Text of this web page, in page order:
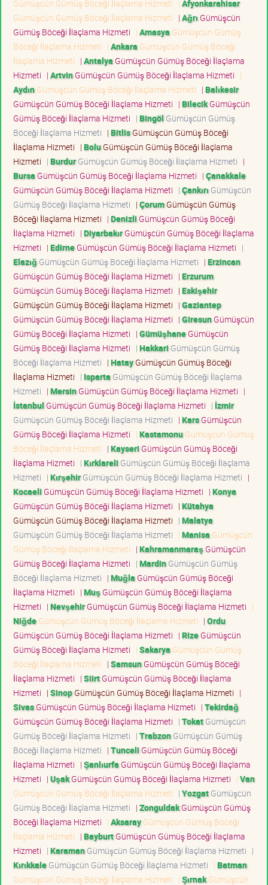
Gümüşcün Gümüş Böceği İlaçlama Hizmeti | Afyonkarahisar
Gümüşcün Gümüş Böceği İlaçlama Hizmeti | Ağrı Gümüşcün
Gümüş Böceği İlaçlama Hizmeti | Amasya Gümüşcün Gümüş
Böceği İlaçlama Hizmeti | Ankara Gümüşcün Gümüş Böceği
İlaçlama Hizmeti | Antalya Gümüşcün Gümüş Böceği İlaçlama
Hizmeti | ArtvinGümüşcün Gümüş Böceği İlaçlama Hizmeti |
AydınGümüşcün Gümüş Böceği İlaçlama Hizmeti | Balıkesir
Gümüşcün Gümüş Böceği İlaçlama Hizmeti | BilecikGümüşcün
Gümüş Böceği İlaçlama Hizmeti | Bingöl Gümüşcün Gümüş
Böceği İlaçlama Hizmeti | BitlisGümüşcün Gümüş Böceği
İlaçlama Hizmeti | BoluGümüşcün Gümüş Böceği İlaçlama
Hizmeti | BurdurGümüşcün Gümüş Böceği İlaçlama Hizmeti |
Bursa Gümüşcün Gümüş Böceği İlaçlama Hizmeti | Çanakkale
Gümüşcün Gümüş Böceği İlaçlama Hizmeti | Çankırı Gümüşcün
Gümüş Böceği İlaçlama Hizmeti | ÇorumGümüşcün Gümüş
Böceği İlaçlama Hizmeti | Denizli Gümüşcün Gümüş Böceği
İlaçlama Hizmeti | DiyarbakırGümüşcün Gümüş Böceği İlaçlama
Hizmeti | EdirneGümüşcün Gümüş Böceği İlaçlama Hizmeti |
Elazığ Gümüşcün Gümüş Böceği İlaçlama Hizmeti | Erzincan
Gümüşcün Gümüş Böceği İlaçlama Hizmeti | Erzurum
Gümüşcün Gümüş Böceği İlaçlama Hizmeti | Eskişehir
Gümüşcün Gümüş Böceği İlaçlama Hizmeti | Gaziantep
Gümüşcün Gümüş Böceği İlaçlama Hizmeti | GiresunGümüşcün
Gümüş Böceği İlaçlama Hizmeti | GümüşhaneGümüşcün
Gümüş Böceği İlaçlama Hizmeti | Hakkari Gümüşcün Gümüş
Böceği İlaçlama Hizmeti | HatayGümüşcün Gümüş Böceği
İlaçlama Hizmeti | Isparta Gümüşcün Gümüş Böceği İlaçlama
Hizmeti | MersinGümüşcün Gümüş Böceği İlaçlama Hizmeti |
İstanbul Gümüşcün Gümüş Böceği İlaçlama Hizmeti | İzmir
Gümüşcün Gümüş Böceği İlaçlama Hizmeti | KarsGümüşcün
Gümüş Böceği İlaçlama Hizmeti | KastamonuGümüşcün Gümüş
Böceği İlaçlama Hizmeti | Kayseri Gümüşcün Gümüş Böceği
İlaçlama Hizmeti | Kırklareli Gümüşcün Gümüş Böceği İlaçlama
Hizmeti | KırşehirGümüşcün Gümüş Böceği İlaçlama Hizmeti |
Kocaeli Gümüşcün Gümüş Böceği İlaçlama Hizmeti | Konya
Gümüşcün Gümüş Böceği İlaçlama Hizmeti | Kütahya
Gümüşcün Gümüş Böceği İlaçlama Hizmeti | Malatya
Gümüşcün Gümüş Böceği İlaçlama Hizmeti | Manisa Gümüşcün
Gümüş Böceği İlaçlama Hizmeti | Kahramanmaraş Gümüşcün
Gümüş Böceği İlaçlama Hizmeti | MardinGümüşcün Gümüş
Böceği İlaçlama Hizmeti | Muğla Gümüşcün Gümüş Böceği
İlaçlama Hizmeti | Muş Gümüşcün Gümüş Böceği İlaçlama
Hizmeti | NevşehirGümüşcün Gümüş Böceği İlaçlama Hizmeti |
NiğdeGümüşcün Gümüş Böceği İlaçlama Hizmeti | Ordu
Gümüşcün Gümüş Böceği İlaçlama Hizmeti | RizeGümüşcün
Gümüş Böceği İlaçlama Hizmeti | Sakarya Gümüşcün Gümüş
Böceği İlaçlama Hizmeti | SamsunGümüşcün Gümüş Böceği
İlaçlama Hizmeti | SiirtGümüşcün Gümüş Böceği İlaçlama
Hizmeti | SinopGümüşcün Gümüş Böceği İlaçlama Hizmeti |
SivasGümüşcün Gümüş Böceği İlaçlama Hizmeti | Tekirdağ
Gümüşcün Gümüş Böceği İlaçlama Hizmeti | TokatGümüşcün
Gümüş Böceği İlaçlama Hizmeti | TrabzonGümüşcün Gümüş
Böceği İlaçlama Hizmeti | Tunceli Gümüşcün Gümüş Böceği
İlaçlama Hizmeti | Şanlıurfa Gümüşcün Gümüş Böceği İlaçlama
Hizmeti | UşakGümüşcün Gümüş Böceği İlaçlama Hizmeti | Van
Gümüşcün Gümüş Böceği İlaçlama Hizmeti | YozgatGümüşcün
Gümüş Böceği İlaçlama Hizmeti | ZonguldakGümüşcün Gümüş
Böceği İlaçlama Hizmeti | AksarayGümüşcün Gümüş Böceği
İlaçlama Hizmeti | BayburtGümüşcün Gümüş Böceği İlaçlama
Hizmeti | KaramanGümüşcün Gümüş Böceği İlaçlama Hizmeti |
KırıkkaleGümüşcün Gümüş Böceği İlaçlama Hizmeti | Batman
Gümüşcün Gümüş Böceği İlaçlama Hizmeti | ŞırnakGümüşcün